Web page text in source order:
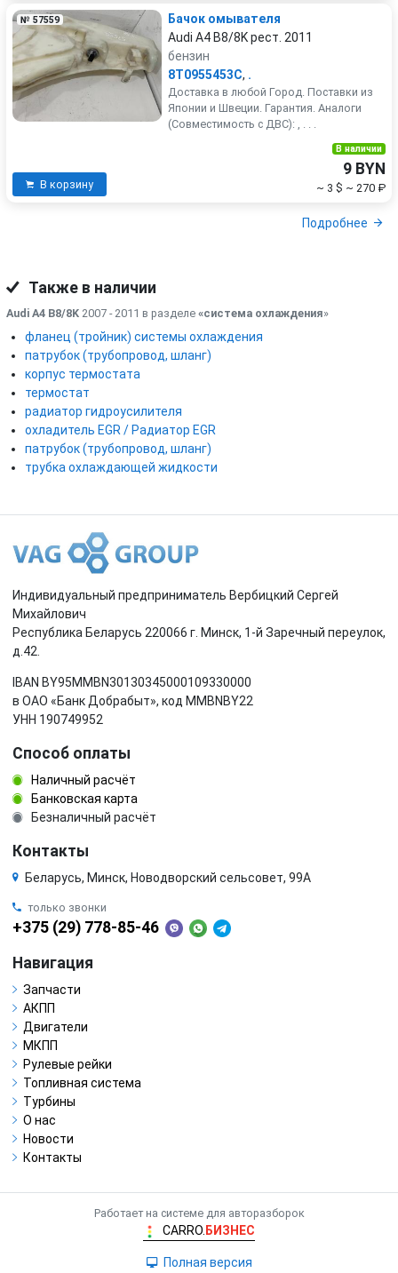
№ 57559
Бачок омывателя
Audi A4 B8/8K рест. 2011
бензин
8T0955453C, .
Доставка в любой Город. Поставки из
Японии и Швеции. Гарантия. Аналоги
(Совместимость с ДВС): , . . .
В корзину
В наличии
9 BYN
~ 3 $ ~ 270 ₽
Подробнее
Также в наличии
Audi A4 B8/8K 2007 - 2011 в разделе «система охлаждения»
фланец (тройник) системы охлаждения
патрубок (трубопровод, шланг)
корпус термостата
термостат
радиатор гидроусилителя
охладитель EGR / Радиатор EGR
патрубок (трубопровод, шланг)
трубка охлаждающей жидкости
Индивидуальный предприниматель Вербицкий Сергей
Михайлович
Республика Беларусь 220066 г. Минск, 1-й Заречный переулок,
д.42.
IBAN BY95MMBN30130345000109330000
в ОАО «Банк Добрабыт», код MMBNBY22
УНН 190749952
Способ оплаты
Наличный расчёт
Банковская карта
Безналичный расчёт
Контакты
Беларусь, Минск, Новодворский сельсовет, 99А
только звонки
+375 (29) 778-85-46
Навигация
Запчасти
АКПП
Двигатели
МКПП
Рулевые рейки
Топливная система
Турбины
О нас
Новости
Контакты
Работает на системе для авторазборок
CARRO. БИЗНЕС
Полная версия